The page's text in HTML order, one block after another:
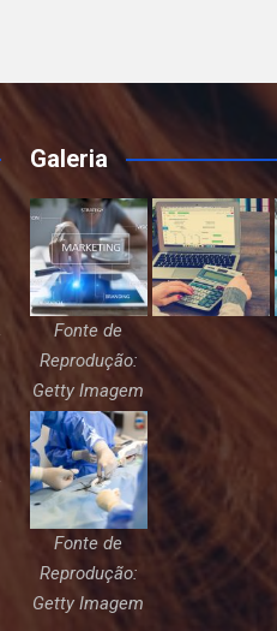
Galeria
Fonte de
Reprodução:
Getty Imagem
Fonte de
Reprodução:
Getty Imagem